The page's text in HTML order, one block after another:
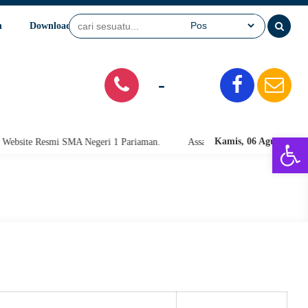
Download Video
-
Kamis, 06 Agu 2026
Resmi SMA Negeri 1 Pariaman. Assalamu'alaikum warahmatullahi